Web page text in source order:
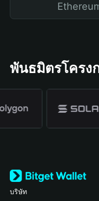
พันธมิตรโครง
บริษัท